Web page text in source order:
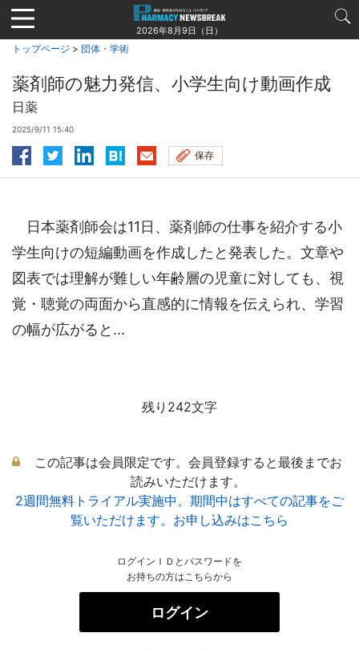
Jump
to
navigation
2026年8月9日（日）
トップページ > 団体・学術
薬剤師の魅力発信、小学生向け動画作成
日薬
2025/9/11 15:40
保存
日本薬剤師会は11日、薬剤師の仕事を紹介する小
学生向けの短編動画を作成したと発表した。文章や
図表では理解が難しい年齢層の児童に対しても、視
覚・聴覚の両面から直感的に情報を伝えられ、学習
の幅が広がると...
残り242文字
この記事は会員限定です。会員登録すると最後までお
読みいただけます。
2週間無料トライアル実施中。期間中はすべての記事をご
覧いただけます。お申し込みはこちら
ログインＩＤとパスワードを
お持ちの方はこちらから
ログイン